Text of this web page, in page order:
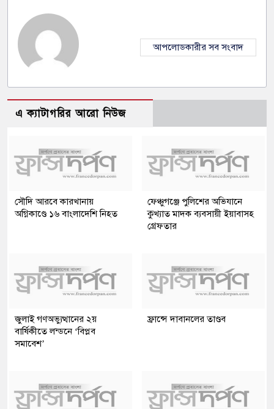
আপলোডকারীর সব সংবাদ
এ ক্যাটাগরির আরো নিউজ
সৌদি আরবে কারখানায়
অগ্নিকাণ্ডে ১৬ বাংলাদেশি নিহত
ফেঞ্চুগঞ্জে পুলিশের অভিযানে
কুখ্যাত মাদক ব্যবসায়ী ইয়াবাসহ
গ্রেফতার
জুলাই গণঅভ্যুত্থানের ২য়
বার্ষিকীতে লন্ডনে ‘বিপ্লব
সমাবেশ’
ফ্রান্সে দাবানলের তাণ্ডব